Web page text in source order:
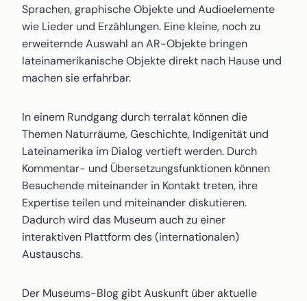
Sprachen, graphische Objekte und Audioelemente
wie Lieder und Erzählungen. Eine kleine, noch zu
erweiternde Auswahl an AR-Objekte bringen
lateinamerikanische Objekte direkt nach Hause und
machen sie erfahrbar.
In einem Rundgang durch terralat können die
Themen Naturräume, Geschichte, Indigenität und
Lateinamerika im Dialog vertieft werden. Durch
Kommentar- und Übersetzungsfunktionen können
Besuchende miteinander in Kontakt treten, ihre
Expertise teilen und miteinander diskutieren.
Dadurch wird das Museum auch zu einer
interaktiven Plattform des (internationalen)
Austauschs.
Der Museums-Blog gibt Auskunft über aktuelle